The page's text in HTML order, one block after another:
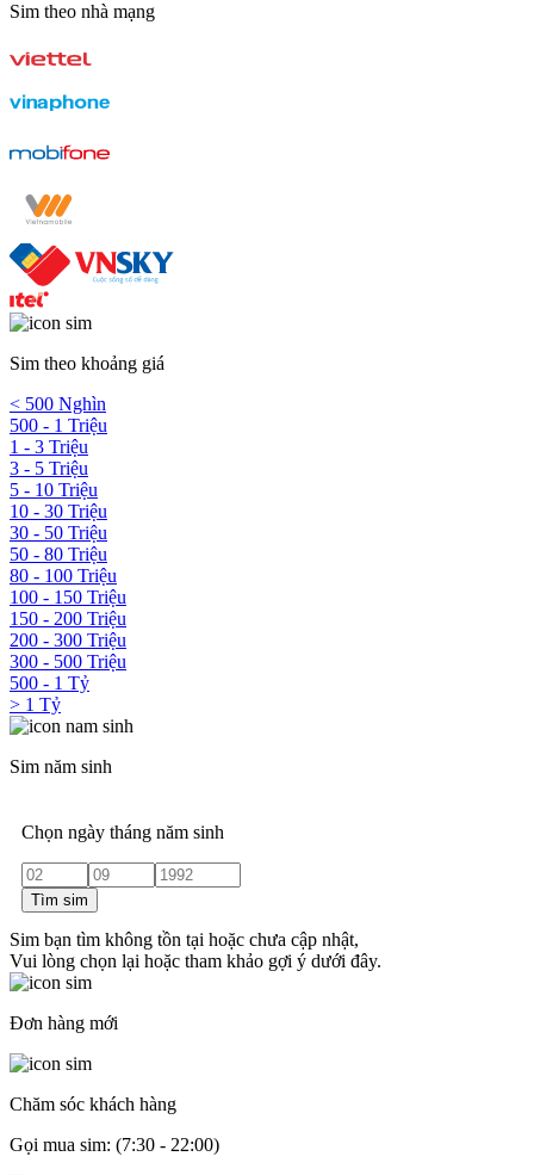
Sim theo nhà mạng
Sim theo khoảng giá
< 500 Nghìn
500 - 1 Triệu
1 - 3 Triệu
3 - 5 Triệu
5 - 10 Triệu
10 - 30 Triệu
30 - 50 Triệu
50 - 80 Triệu
80 - 100 Triệu
100 - 150 Triệu
150 - 200 Triệu
200 - 300 Triệu
300 - 500 Triệu
500 - 1 Tỷ
> 1 Tỷ
Sim năm sinh
Chọn ngày tháng năm sinh
Tìm sim
Sim bạn tìm không tồn tại hoặc chưa cập nhật,
Vui lòng chọn lại hoặc tham khảo gợi ý dưới đây.
Đơn hàng mới
Chăm sóc khách hàng
Gọi mua sim: (7:30 - 22:00)